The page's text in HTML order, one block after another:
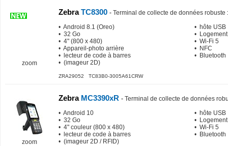
zoom
ZebraTC8300 - Terminal de collecte de données robuste :
• Android 8.1 (Oreo)
• 32 Go
• 4" (800 x 480)
• Appareil-photo arrière
• lecteur de code à barres
• (imageur 2D)
• hôte USB
•
• Wi-Fi 5
• NFC
• Bluetooth
ZRA29052 TC83B0-3005A61CRW
zoom
ZebraMC3390xR - Terminal de collecte de données
• Android 10
• 32 Go
• 4" couleur (800 x 480)
• lecteur de code à barres
• (imageur 2D / RFID)
• hôte USB
•
• Wi-Fi 5
• Bluetooth